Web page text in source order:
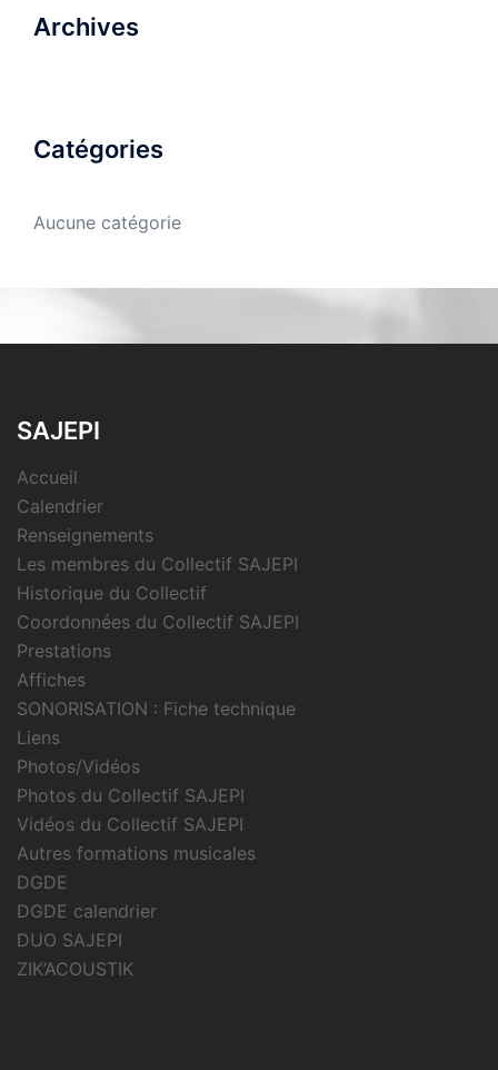
Archives
Catégories
Aucune catégorie
SAJEPI
Accueil
Calendrier
Renseignements
Les membres du Collectif SAJEPI
Historique du Collectif
Coordonnées du Collectif SAJEPI
Prestations
Affiches
SONORISATION : Fiche technique
Liens
Photos/Vidéos
Photos du Collectif SAJEPI
Vidéos du Collectif SAJEPI
Autres formations musicales
DGDE
DGDE calendrier
DUO SAJEPI
ZIK’ACOUSTIK